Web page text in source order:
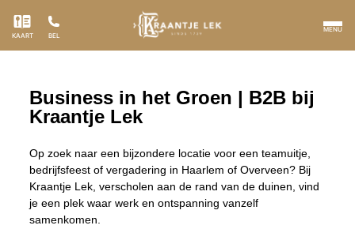
KAART BEL
MENU
Business in het Groen | B2B bij
Kraantje Lek
Op zoek naar een bijzondere locatie voor een teamuitje,
bedrijfsfeest of vergadering in Haarlem of Overveen? Bij
Kraantje Lek, verscholen aan de rand van de duinen, vind
je een plek waar werk en ontspanning vanzelf
samenkomen.